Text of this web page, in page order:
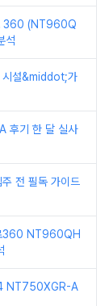
360 (NT960Q
석
시설&middot;가
후기 한 달 실사
전 필독 가이드
360 NT960QH
4 NT750XGR-A